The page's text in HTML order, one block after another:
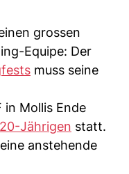
grossen
Equipe: Der
muss seine
in Mollis Ende
Jährigen statt.
anstehende